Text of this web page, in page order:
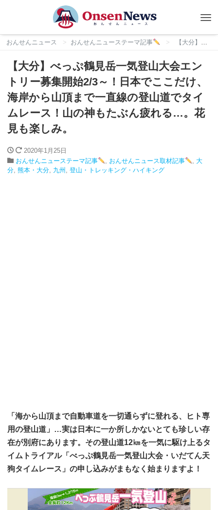
おんせんニュース おんせんニューステーマ記事 【大分】べっぷ鶴見岳一気登山大会エントリー募集開始2/3～！日本でここだけ、海岸から山頂まで一直線の登山道でタイムレース！山の神もたぶん疲れる…。花見も楽しみ。
【大分】べっぷ鶴見岳一気登山大会エン
トリー募集開始2/3～！日本でここだけ、
海岸から山頂まで一直線の登山道でタイ
ムレース！山の神もたぶん疲れる…。花
見も楽しみ。
2020年1月25日
おんせんニューステーマ記事
, おんせんニュース取材記事 , 大
分, 熊本・大分, 九州 , 登山・トレッキング・ハイキング
「海から山頂まで自動車道を一切通らずに登れる、ヒト専
用の登山道」…実は日本に一か所しかないとても珍しい存
在が別府にあります。その登山道12㎞を一気に駆け上るタ
イムトライアル「べっぷ鶴見岳一気登山大会・いだてん天
狗タイムレース」の申し込みがまもなく始まりますよ！